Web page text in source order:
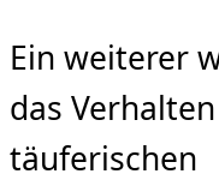
Ein weiterer
das
täuferischen